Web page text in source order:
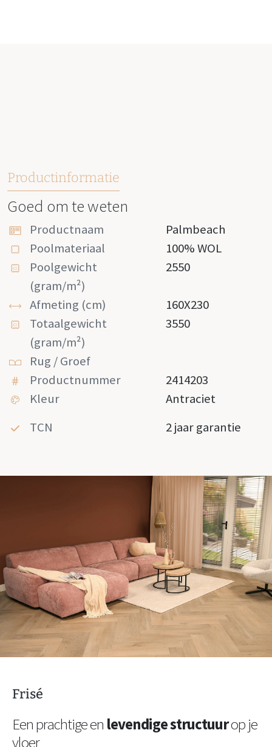
Productinformatie
Goed om te weten
Productnaam
Palmbeach
Poolmateriaal
100% WOL
Poolgewicht
(gram/m²)
2550
Afmeting (cm)
160X230
Totaalgewicht
(gram/m²)
3550
Rug / Groef
Productnummer
2414203
Kleur
Antraciet
TCN
2 jaar garantie
Frisé
Een prachtige en levendige structuurop je
vloer